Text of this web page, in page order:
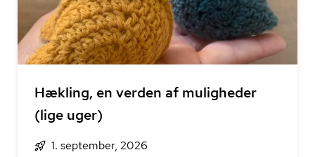
Hækling, en verden af muligheder
(lige uger)
1. september, 2026